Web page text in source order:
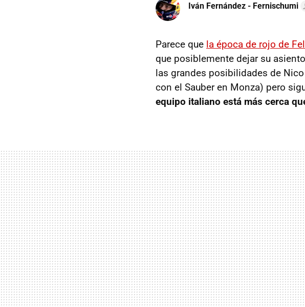
Iván Fernández - Fernischumi
Parece que la época de rojo de
que posiblemente dejar su
las grandes posibilidades de
con el Sauber en Monza) pero
equipo italiano está más cerca